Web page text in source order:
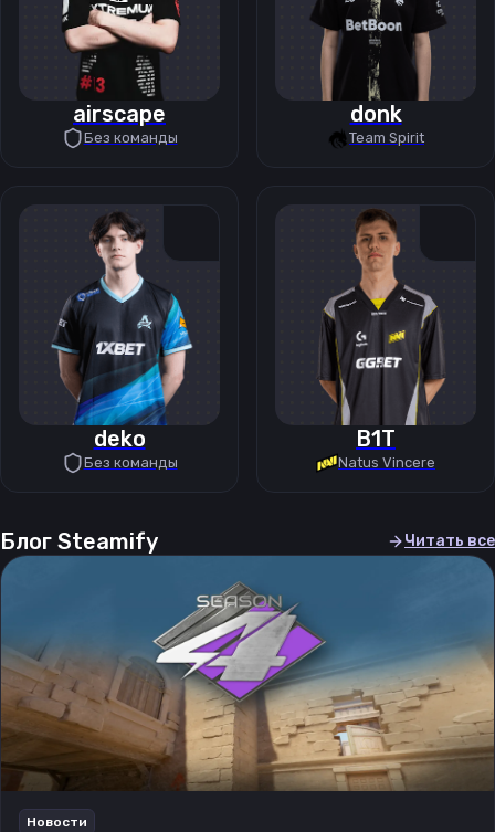
airscape
Без команды
donk
Team Spirit
deko
Без команды
B1T
Natus Vincere
Блог Steamify Читать все
Новости